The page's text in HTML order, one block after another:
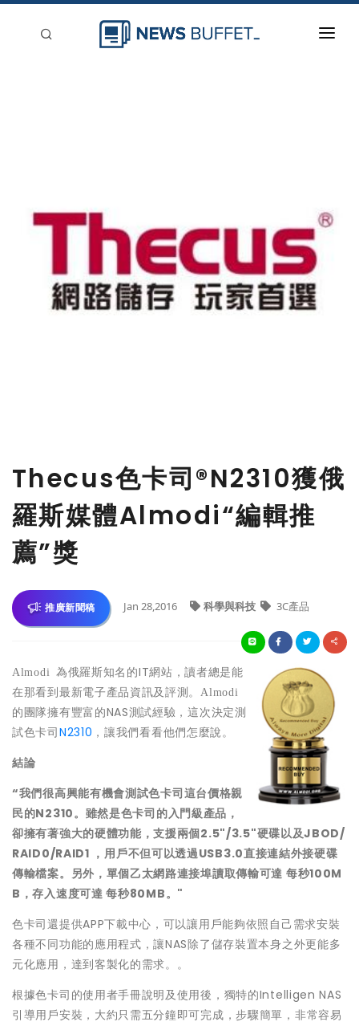
Thecus色卡司®N2310獲俄
羅斯媒體Almodi“編輯推
薦”獎
推廣新聞稿 Jan 28,2016 科學與科技 3C產品
Almodi
為俄羅斯知名的IT網站，讀者總是能
在那看到最新電子產品資訊及評測。Almodi
的團隊擁有豐富的NAS測試經驗，這次決定測
試色卡司N2310 ，讓我們看看他們怎麼說。
結論
“我們很高興能有機會測試色卡司這台價格親
民的N2310。雖然是色卡司的入門級產品，
卻擁有著強大的硬體功能，支援兩個2.5"/3.5"硬碟以及JBOD/
RAID0/RAID1 ，用戶不但可以透過USB3.0直接連結外接硬碟
傳輸檔案。另外，單個乙太網路連接埠讀取傳輸可達 每秒100M
B ，存入速度可達 每秒80MB。 "
色卡司還提供APP下載中心，可以讓用戶能夠依照自己需求安裝
各種不同功能的應用程式，讓NAS除了儲存裝置本身之外更能多
元化應用，達到客製化的需求。。
根據色卡司的使用者手冊說明及使用後，獨特的Intelligen NAS
引導用戶安裝，大約只需五分鐘即可完成，步驟簡單，非常容易